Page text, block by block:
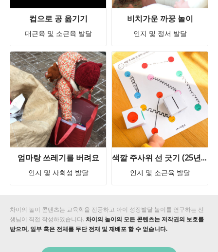
컵으로 공 옮기기
대근육 및 소근육 발달
비치가운 까꿍 놀이
인지 및 정서 발달
엄마랑 쓰레기를 버려요
인지 및 사회성 발달
색깔 주사위 선 긋기 (25년 5월 7일 오후 3시 35분까지 댓글 신청 회원님들께 발송 완료!)
인지 및 소근육 발달
차이의 놀이 콘텐츠는 교육학을 전공하고 아이 성장발달 놀이를 연구하는 선
생님이 직접 작성하였습니다. 차이의 놀이의 모든 콘텐츠는 저작권의 보호를
받으며, 일부 혹은 전체를 무단 전재 및 재배포 할 수 없습니다.